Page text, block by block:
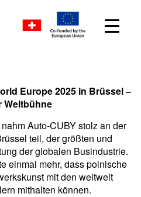
Europe 2025 in Brüssel –
Weltbühne
Auto-CUBY stolz an der
teil, der größten und
der globalen Busindustrie.
einmal mehr, dass polnische
mit den weltweit
mithalten können.